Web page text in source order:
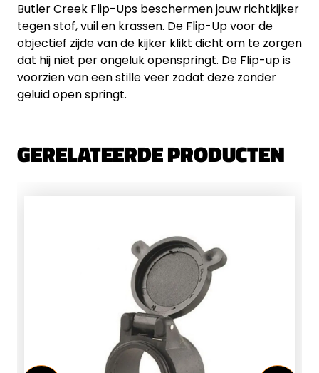
Butler Creek Flip-Ups beschermen jouw richtkijker
tegen stof, vuil en krassen. De Flip-Up voor de
objectief zijde van de kijker klikt dicht om te zorgen
dat hij niet per ongeluk openspringt. De Flip-up is
voorzien van een stille veer zodat deze zonder
geluid open springt.
GERELATEERDE PRODUCTEN